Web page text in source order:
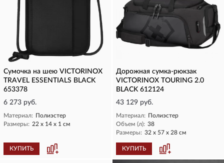
Сумочка на шею VICTORINOX
TRAVEL ESSENTIALS BLACK
653378
6 273 руб.
Материал: Полиэстер
Размеры: 22 х 14 х 1 см
КУПИТЬ
Дорожная сумка-рюкзак
VICTORINOX TOURING 2.0
BLACK 612124
43 129 руб.
Материал: Полиэстер
Объем (л): 38
Размеры: 32 х 57 х 28 см
КУПИТЬ